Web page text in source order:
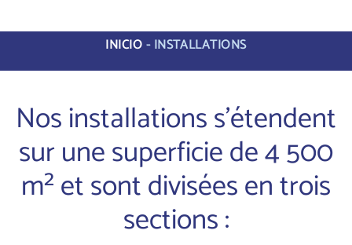
INICIO-INSTALLATIONS
Nos installations s'étendent
sur une superficie de 4 500
m² et sont divisées en trois
sections :